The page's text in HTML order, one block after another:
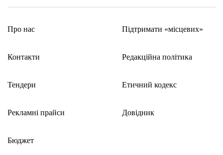
Про нас
Контакти
Тендери
Рекламні прайси
Бюджет
Підтримати «місцевих»
Редакційна політика
Етичний кодекс
Довідник